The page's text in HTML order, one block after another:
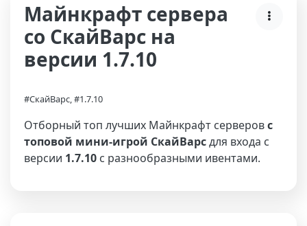
Майнкрафт сервера
со СкайВарс на
версии 1.7.10
#СкайВарс, #1.7.10
Отборный топ лучших Майнкрафт серверовс
топовой мини-игрой СкайВарсдля входа с
версии 1.7.10 с разнообразными ивентами.